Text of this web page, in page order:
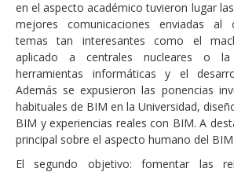
en el aspecto académico tuvieron lugar
mejores comunicaciones enviadas al
temas tan interesantes como el
aplicado a centrales nucleares o la
herramientas informáticas y el
Además se expusieron las ponencias
habituales de BIM en la Universidad,
BIM y experiencias reales con BIM. A
principal sobre el aspecto humano del BIM.
El segundo objetivo: fomentar las